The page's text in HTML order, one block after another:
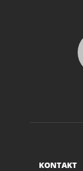
KONTAKT